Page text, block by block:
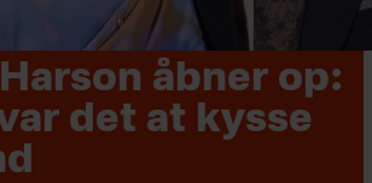
åbner op:
det at kysse